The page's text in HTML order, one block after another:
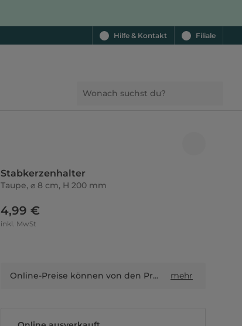
Hilfe & Kontakt Filiale
Stabkerzenhalter
Taupe, ⌀ 8 cm, H 200 mm
4,99 €
inkl. MwSt
Online-Preise können von den Preisen in Filialen sowie Shop-in-Shop-Flächen abweichen. mehr